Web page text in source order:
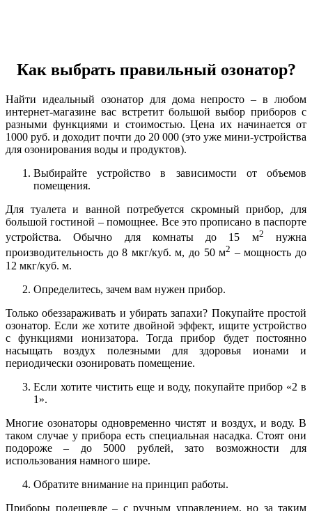
Как выбрать правильный озонатор?
Найти идеальный озонатор для дома непросто – в любом
интернет-магазине вас встретит большой выбор приборов с
разными функциями и стоимостью. Цена их начинается от
1000 руб. и доходит почти до 20 000 (это уже мини-устройства
для озонирования воды и продуктов).
Выбирайте устройство в зависимости от объемов
помещения.
Для туалета и ванной потребуется скромный прибор, для
большой гостиной – помощнее. Все это прописано в паспорте
устройства. Обычно для комнаты до 15 м2
нужна
производительность до 8 мкг/куб. м, до 50 м2 – мощность до
12 мкг/куб. м.
Определитесь, зачем вам нужен прибор.
Только обеззараживать и убирать запахи? Покупайте простой
озонатор. Если же хотите двойной эффект, ищите устройство
с функциями ионизатора. Тогда прибор будет постоянно
насыщать воздух полезными для здоровья ионами и
периодически озонировать помещение.
Если хотите чистить еще и воду, покупайте прибор «2 в
1».
Многие озонаторы одновременно чистят и воздух, и воду. В
таком случае у прибора есть специальная насадка. Стоят они
подороже – до 5000 рублей, зато возможности для
использования намного шире.
Обратите внимание на принцип работы.
Приборы подешевле – с ручным управлением, но за таким